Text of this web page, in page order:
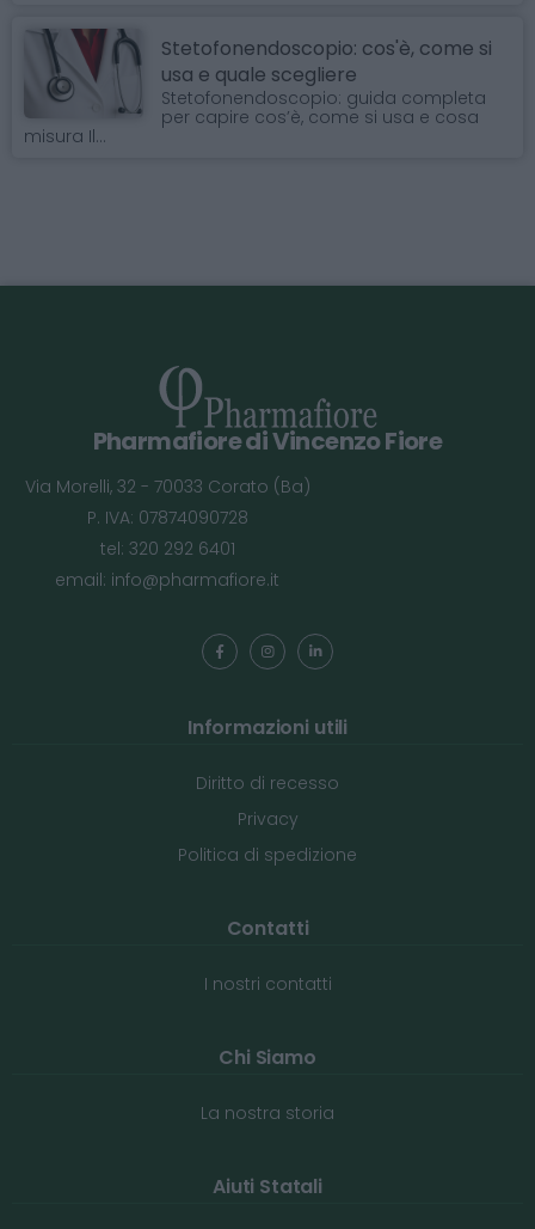
Stetofonendoscopio: cos'è, come si
usa e quale scegliere
Stetofonendoscopio: guida completa
per capire cos’è, come si usa e cosa
misura Il...
Pharmafiore di Vincenzo Fiore
Via Morelli, 32 - 70033 Corato (Ba)
P. IVA: 07874090728
tel: 320 292 6401
email: info@pharmafiore.it
Informazioni utili
Diritto di recesso
Privacy
Politica di spedizione
Contatti
I nostri contatti
Chi Siamo
La nostra storia
Aiuti Statali